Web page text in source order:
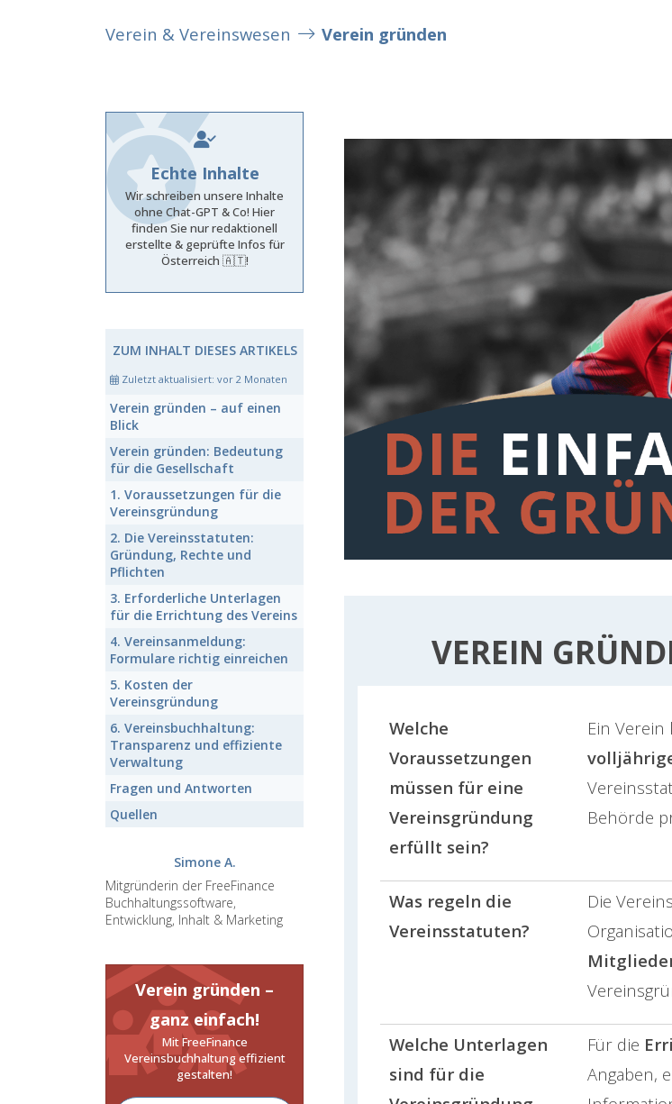
Verein & Vereinswesen Verein gründen
Echte Inhalte
Wir schreiben unsere Inhalte
ohne Chat-GPT & Co! Hier
finden Sie nur redaktionell
erstellte & geprüfte Infos für
Österreich 🇦🇹!
ZUM INHALT DIESES ARTIKELS
Zuletzt aktualisiert: vor 2 Monaten
Verein gründen – auf einen
Blick
Verein gründen: Bedeutung
für die Gesellschaft
1. Voraussetzungen für die
Vereinsgründung
2. Die Vereinsstatuten:
Gründung, Rechte und
Pflichten
3. Erforderliche Unterlagen
für die Errichtung des Vereins
4. Vereinsanmeldung:
Formulare richtig einreichen
5. Kosten der
Vereinsgründung
6. Vereinsbuchhaltung:
Transparenz und effiziente
Verwaltung
Fragen und Antworten
Quellen
Simone A.
Mitgründerin der FreeFinance
Buchhaltungssoftware,
Entwicklung, Inhalt & Marketing
Verein gründen –
ganz einfach!
Mit FreeFinance
Vereinsbuchhaltung effizient
gestalten!
VEREIN
Welche
Voraussetzungen
müssen für eine
Vereinsgründung
erfüllt sein?
Ein
Behörde
Was regeln die
Vereinsstatuten?
Die
Welche Unterlagen
sind für die
Für die
Angaben,